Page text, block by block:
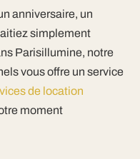
anniversaire, un
simplement
Parisillumine, notre
vous offre un service
de location
moment